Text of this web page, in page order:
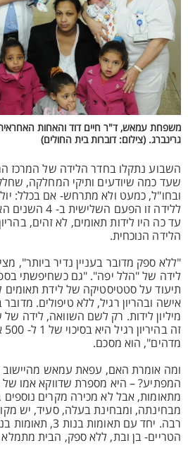
משפחת עמאש, ד"ר חיים דוד והאחות
גרינברג. (צילום: דוברות בית החולים)
השבוע נתקלו בחדר הלידה של המרכז
שעד כמה שיודעים ותיקי המחלקה,
ללידה זו הפעם
עד כה היו לידות תאומים, לא זהים,
הלידה הנוכחית.
"ללא ספק מדובר בעניין נדיר ביותר",
לידה של "הלל יפה". "גם כשחיפשתי
תיעוד על סטטיסטיקה של לידת
מיליון לידות. רק לשם השוואה, לידה של
מדהים", הוא מסכם.
ומה אומרת האם, עפאת עמאש מהיישוב
המפתיע? – היא מספרת שדווקא אמו
מתאומות, אבל לא מכירה מקרים
מבחינתה, ומבחינת בעלה, סעיד, יש
הטריים- בן ובת, ללא ספק, הבית מתמלא